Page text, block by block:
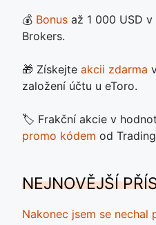
💰 Bonus až 1 000 USD
Brokers.
🎁 Získejte akcii zdarma
založení účtu u eToro.
🏷️ Frakční akcie v
promo kódem od
NEJNOVĚJŠÍ
Nakonec jsem se nechal